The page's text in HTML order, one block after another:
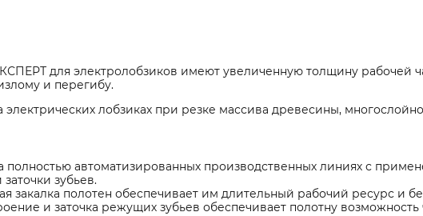
для электролобзиков имеют увеличенную толщину рабочей
и перегибу.
лобзиках при резке массива древесины,
полностью автоматизированных производственных линиях с
зубьев.
закалка полотен обеспечивает им длительный рабочий ресурс и
и заточка режущих зубьев обеспечивает полотну